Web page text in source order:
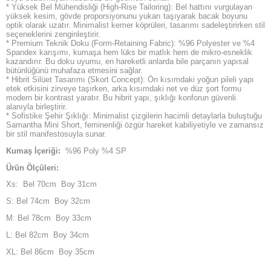
* Yüksek Bel Mühendisliği (High-Rise Tailoring): Bel hattını vurgulayan
yüksek kesim, gövde proporsiyonunu yukarı taşıyarak bacak boyunu
optik olarak uzatır. Minimalist kemer köprüleri, tasarımı sadeleştirirken stil
seçeneklerini zenginleştirir.
* Premium Teknik Doku (Form-Retaining Fabric): %96 Polyester ve %4
Spandex karışımı, kumaşa hem lüks bir matlık hem de mikro-esneklik
kazandırır. Bu doku uyumu, en hareketli anlarda bile parçanın yapısal
bütünlüğünü muhafaza etmesini sağlar.
* Hibrit Silüet Tasarımı (Skort Concept): Ön kısımdaki yoğun pileli yapı
etek etkisini zirveye taşırken, arka kısımdaki net ve düz şort formu
modern bir kontrast yaratır. Bu hibrit yapı, şıklığı konforun güvenli
alanıyla birleştirir.
* Sofistike Şehir Şıklığı: Minimalist çizgilerin hacimli detaylarla buluştuğu
Samantha Mini Short, feminenliği özgür hareket kabiliyetiyle ve zamansız
bir stil manifestosuyla sunar.
Kumaş İçeriği: %96 Poly %4 SP
Ürün Ölçüleri:
Xs: Bel 70cm Boy 31cm
S: Bel 74cm Boy 32cm
M: Bel 78cm Boy 33cm
L: Bel 82cm Boy 34cm
XL: Bel 86cm Boy 35cm